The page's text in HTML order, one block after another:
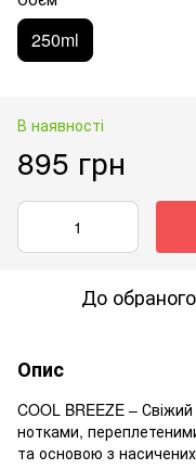
250ml
В наявності
895 грн
До обраного
Опис
COOL BREEZE –
нотками,
та основою з